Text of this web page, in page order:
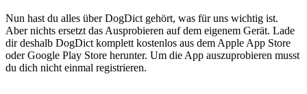
Nun hast du alles über DogDict gehört, was für uns wichtig ist.
Aber nichts ersetzt das Ausprobieren auf dem eigenem Gerät. Lade
dir deshalb DogDict komplett kostenlos aus dem Apple App Store
oder Google Play Store herunter. Um die App auszuprobieren musst
du dich nicht einmal registrieren.